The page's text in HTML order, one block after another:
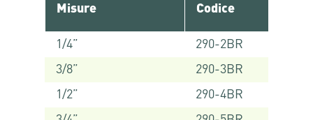
Misure Codice
1/4”
290-2BR
3/8”
290-3BR
1/2”
290-4BR